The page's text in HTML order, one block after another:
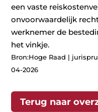
een vaste
onvoorwaardelijk
werknemer de
het vinkje.
Bron:Hoge Raad |
04-2026
Terug naar